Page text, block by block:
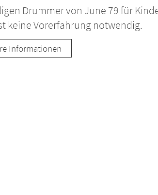
Drummer von June 79 für
keine Vorerfahrung notwendig.
Informationen